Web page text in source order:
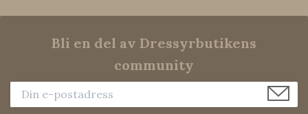
Bli en del av Dressyrbutikens
community